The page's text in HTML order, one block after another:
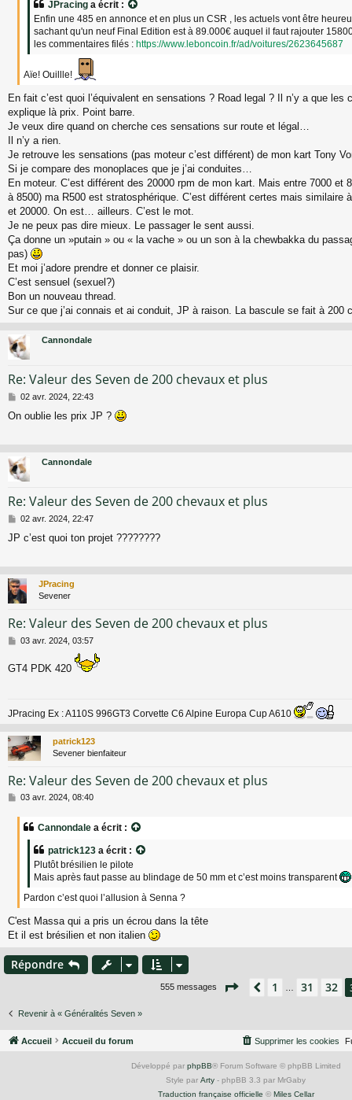
JPracing a écrit :
Enfin une 485 en annonce et en plus un CSR , les actuels vont être
sachant qu'un neuf Final Edition est à 89.000€ auquel il faut rajouter
les commentaires filés : https://www.leboncoin.fr/ad/voitures/2623645687
Aïe! Ouillle!
En fait c’est quoi l’équivalent en sensations ? Road legal ? Il n’y a que les
explique là prix. Point barre.
Je veux dire quand on cherche ces sensations sur route et légal…
Il n’y a rien.
Je retrouve les sensations (pas moteur c’est différent) de mon kart Tony
Si je compare des monoplaces que je j’ai conduites…
En moteur. C’est différent des 20000 rpm de mon kart. Mais entre 7000 et
à 8500) ma R500 est stratosphérique. C’est différent certes mais similaire
et 20000. On est… ailleurs. C’est le mot.
Je ne peux pas dire mieux. Le passager le sent aussi.
Ça donne un »putain » ou « la vache » ou un son à la chewbakka du
pas)
Et moi j’adore prendre et donner ce plaisir.
C’est sensuel (sexuel?)
Bon un nouveau thread.
Sur ce que j’ai connais et ai conduit, JP à raison. La bascule se fait à 200
Cannondale
Re: Valeur des Seven de 200 chevaux et plus
M
s
g
e
02 avr. 2024, 22:43
On oublie les prix JP ?
Cannondale
Re: Valeur des Seven de 200 chevaux et plus
M
s
g
e
02 avr. 2024, 22:47
JP c’est quoi ton projet ????????
JPracing
Sevener
Re: Valeur des Seven de 200 chevaux et plus
M
s
s
e
03 avr. 2024, 03:57
GT4 PDK 420
JPracing Ex : A110S 996GT3 Corvette C6 Alpine Europa Cup A610
patrick123
Sevener bienfaiteur
Re: Valeur des Seven de 200 chevaux et plus
M
03 avr. 2024, 08:40
Cannondale a écrit :
patrick123 a écrit :
Plutôt brésilien le pilote
Mais après faut passe au blindage de 50 mm et c’est moins transparent
Pardon c’est quoi l’allusion à Senna ?
C'est Massa qui a pris un écrou dans la tête
Et il est brésilien et non italien
Répondre
555 messages Page 33 sur37
Précédent
1 31 32
Revenir à « Généralités Seven »
Accueil Accueil du forum Supprimer les cookies
Développé par phpBB® Forum Software © phpBB Limited
Style par Arty - phpBB 3.3 par MrGaby
Traduction française officielle © Miles Cellar